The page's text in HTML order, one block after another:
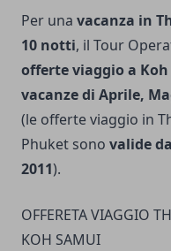
Per una vacanza in
10 notti, il Tour
offerte viaggio a
vacanze di Aprile,
(le offerte viaggio in
Phuket sono valide
2011).
OFFERETA VIAGGIO
KOH SAMUI